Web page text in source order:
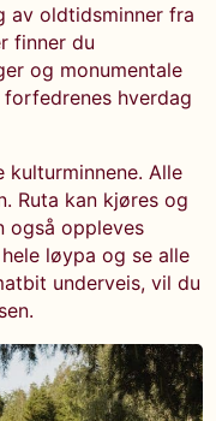
av oldtidsminner fra
finner du
og monumentale
hverdag
Alle
Ruta kan kjøres og
også oppleves
løypa og se alle
underveis, vil du